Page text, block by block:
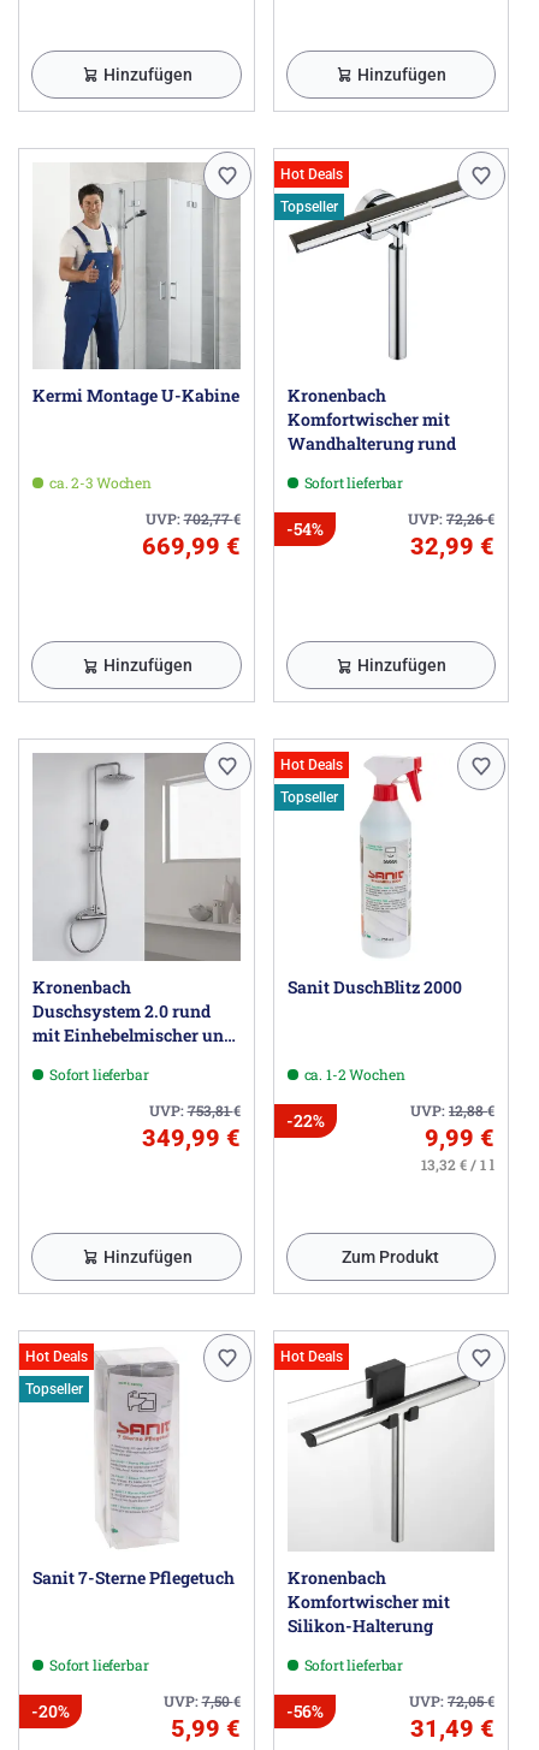
Hinzufügen Hinzufügen
Kermi Montage U-Kabine
ca. 2-3 Wochen
UVP:702,77€
669,99 €
Hinzufügen
Hot Deals
Topseller
Kronenbach
Komfortwischer mit
Wandhalterung rund
Sofort lieferbar
UVP:72,26€
-54%
32,99 €
Hinzufügen
Kronenbach
Duschsystem 2.0 rund
mit Einhebelmischer und
Sofort lieferbar
UVP:753,81€
349,99 €
Hinzufügen
Hot Deals
Topseller
Sanit DuschBlitz 2000
ca. 1-2 Wochen
UVP:12,88€
-22%
9,99 €
13,32 € / 1 l
Zum Produkt
Hot Deals
Topseller
Sanit 7-Sterne Pflegetuch
Sofort lieferbar
UVP:7,50€
-20%
5,99 €
Hot Deals
Kronenbach
Komfortwischer mit
Silikon-Halterung
Sofort lieferbar
UVP:72,05€
-56%
31,49 €